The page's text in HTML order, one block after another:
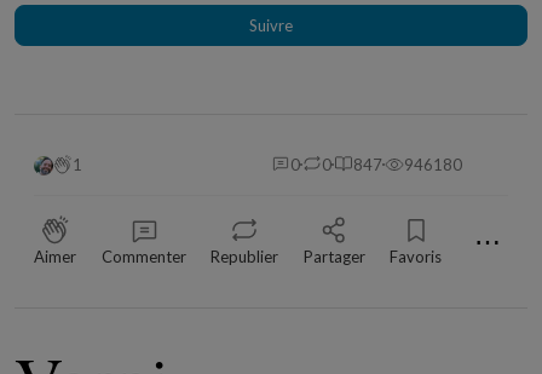
Suivre
1 0 0 847 946180
Aimer Commenter Republier Partager Favoris ⋯